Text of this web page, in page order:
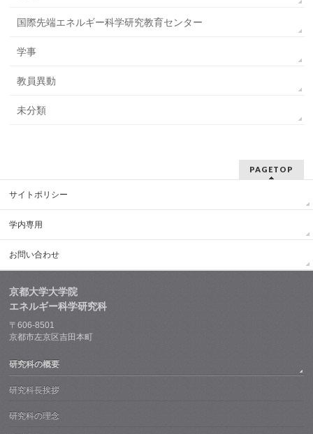
国際先端エネルギー科学研究教育センター
学事
教員異動
未分類
PAGETOP
サイトポリシー
学内専用
お問い合わせ
京都大学大学院
エネルギー科学研究科
〒606-8501
京都市左京区吉田本町
研究科の概要
研究科長挨拶
研究科の理念